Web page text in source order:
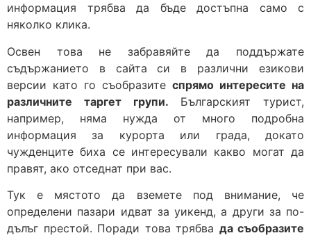
информация трябва да бъде достъпна само с
няколко клика.
Освен това не забравяйте да поддържате
съдържанието в сайта си в различни езикови
версии като го съобразите спрямо интересите на
различните таргет групи. Българският турист,
например, няма нужда от много подробна
информация за курорта или града, докато
чужденците биха се интересували какво могат да
правят, ако отседнат при вас.
Тук е мястото да вземете под внимание, че
определени пазари идват за уикенд, а други за по-
дълъг престой. Поради това трябва да съобразите